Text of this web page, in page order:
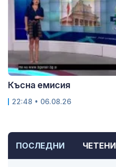
ПОСЛЕДНИ ЧЕТЕНИ
Късна емисия
22:48 • 06.08.26